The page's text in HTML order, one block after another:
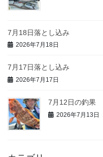
7月18日落とし込み
2026年7月18日
7月17日落とし込み
2026年7月17日
7月12日の釣果
2026年7月13日